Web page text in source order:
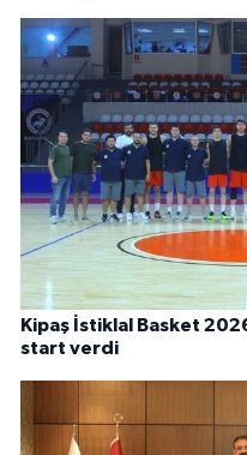
Kipaş İstiklal Basket
start verdi